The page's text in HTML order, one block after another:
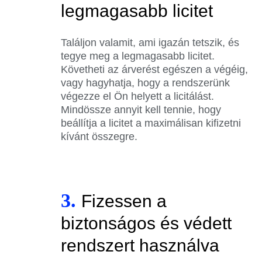
legmagasabb licitet
Találjon valamit, ami igazán tetszik, és
tegye meg a legmagasabb licitet.
Követheti az árverést egészen a végéig,
vagy hagyhatja, hogy a rendszerünk
végezze el Ön helyett a licitálást.
Mindössze annyit kell tennie, hogy
beállítja a licitet a maximálisan kifizetni
kívánt összegre.
3. Fizessen a
biztonságos és védett
rendszert használva